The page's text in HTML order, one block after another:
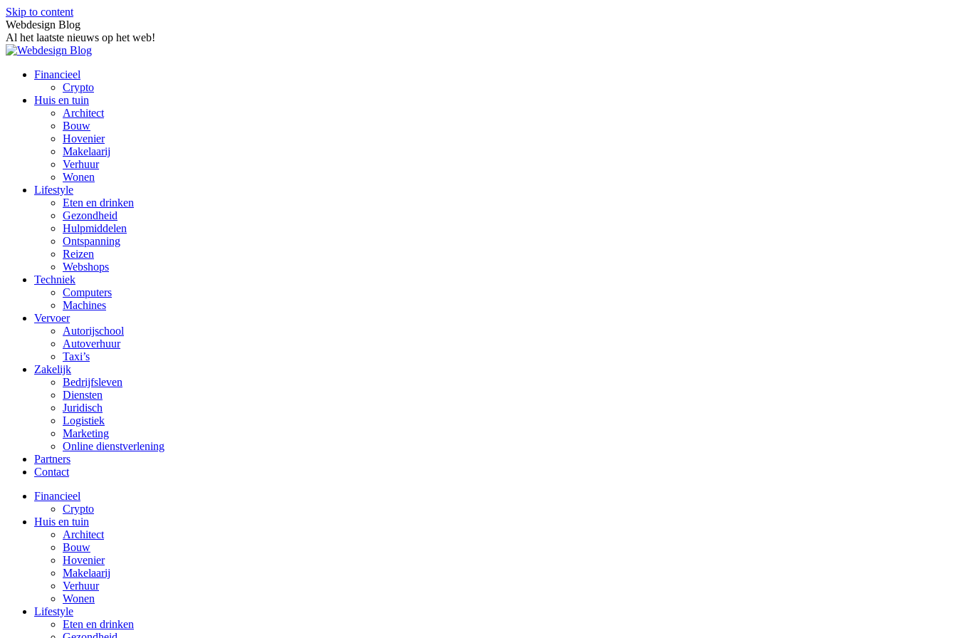
Skip to content
Webdesign Blog
Al het laatste nieuws op het web!
Financieel
Crypto
Huis en tuin
Architect
Bouw
Hovenier
Makelaarij
Verhuur
Wonen
Lifestyle
Eten en drinken
Gezondheid
Hulpmiddelen
Ontspanning
Reizen
Webshops
Techniek
Computers
Machines
Vervoer
Autorijschool
Autoverhuur
Taxi’s
Zakelijk
Bedrijfsleven
Diensten
Juridisch
Logistiek
Marketing
Online dienstverlening
Partners
Contact
Financieel
Crypto
Huis en tuin
Architect
Bouw
Hovenier
Makelaarij
Verhuur
Wonen
Lifestyle
Eten en drinken